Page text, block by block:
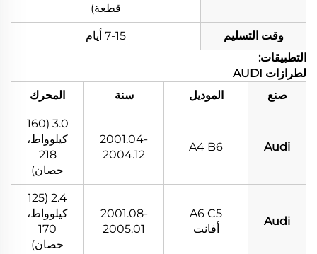
قطعة)
وقت التسليم
7-15 أيام
التطبيقات:
لطرازات AUDI
صنع
الموديل سنة المحرك
Audi
A4 B6
2001.04-
2004.12
3.0 (160
كيلوواط،
218
حصان)
Audi
A6 C5
أفانت
2001.08-
2005.01
2.4 (125
كيلوواط،
170
حصان)